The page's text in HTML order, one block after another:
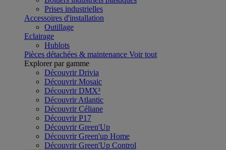
Prises industrielles
Accessoires d'installation
Outillage
Eclairage
Hublots
Pièces détachées & maintenance Voir tout
Explorer par gamme
Découvrir Drivia
Découvrir Mosaic
Découvrir DMX³
Découvrir Atlantic
Découvrir Céliane
Découvrir P17
Découvrir Green'Up
Découvrir Green'up Home
Découvrir Green'Up Control